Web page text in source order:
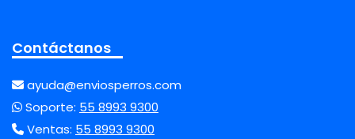
Contáctanos
ayuda@enviosperros.com
Soporte: 55 8993 9300
Ventas: 55 8993 9300